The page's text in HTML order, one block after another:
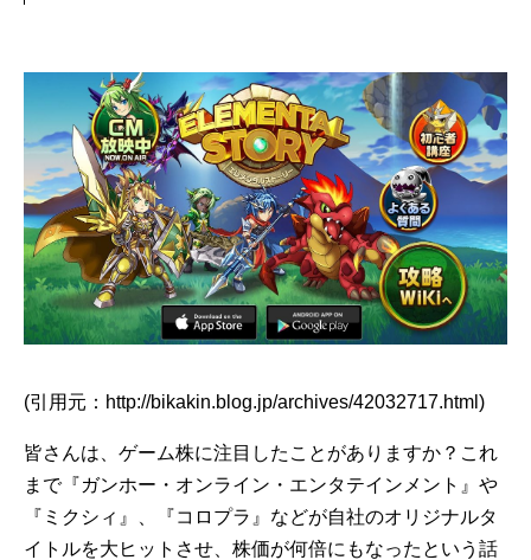
(引用元：http://bikakin.blog.jp/archives/42032717.html)
皆さんは、ゲーム株に注目したことがありますか？これ
まで『ガンホー・オンライン・エンタテインメント』や
『ミクシィ』、『コロプラ』などが自社のオリジナルタ
イトルを大ヒットさせ、株価が何倍にもなったという話